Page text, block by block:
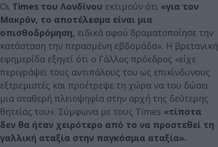
Οι Times του Λονδίνου εκτιμούν ότι «για τον
Μακρόν, το αποτέλεσμα είναι μια
οπισθοδρόμηση, ειδικά αφού δραματοποίησε την
κατάσταση την περασμένη εβδομάδα». Η βρετανική
εφημερίδα εξηγεί ότι ο Γάλλος πρόεδρος «είχε
περιγράψει τους αντιπάλους του ως επικίνδυνους
εξτρεμιστές και προέτρεψε τη χώρα να του δώσει
μια σταθερή πλειοψηφία στην αρχή της δεύτερης
θητείας του». Σύμφωνα με τους Times «τίποτα
δεν θα ήταν χειρότερο από το να προστεθεί τη
γαλλική αταξία στην παγκόσμια αταξία».